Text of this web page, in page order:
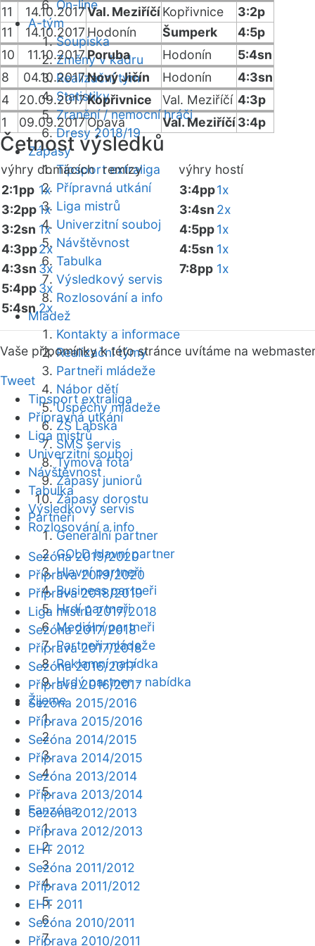
On-line
A-tým
Soupiska
Změny v kádru
Realizační tým
Statistiky
Zranění / nemocní hráči
Dresy 2018/19
Zápasy
Tipsport extraliga
Přípravná utkání
Liga mistrů
Univerzitní souboj
Návštěvnost
Tabulka
Výsledkový servis
Rozlosování a info
Mládež
Kontakty a informace
Realizační týmy
Partneři mládeže
Nábor dětí
Úspěchy mládeže
ZŠ Labská
SMS servis
Týmová fota
Zápasy juniorů
Zápasy dorostu
Partneři
Generální partner
GOLD hlavní partner
Hlavní partneři
Business partneři
Hrdí partneři
Mediální partneři
Partneři mládeže
Reklamní nabídka
Hrdý partner - nabídka
Žijeme
Fanzóna
11
14.10.2017Val. MeziříčíKopřivnice
3:2p
11
14.10.2017 Hodonín Šumperk
4:5p
10
11.10.2017Poruba Hodonín
5:4sn
8
04.10.2017Nový Jičín Hodonín
4:3sn
4
20.09.2017Kopřivnice Val. Meziříčí 4:3p
1
09.09.2017Opava Val. Meziříčí3:4p
Četnost výsledků
výhry domácíchremízy výhry hostí
2:1pp 1x
3:2pp1x
3:2sn 1x
4:3pp2x
4:3sn 3x
5:4pp3x
5:4sn 2x
3:4pp1x
3:4sn 2x
4:5pp1x
4:5sn 1x
7:8pp 1x
Vaše připomínky k této stránce uvítáme na webmaster
Tweet
Tipsport extraliga
Přípravná utkání
Liga mistrů
Univerzitní souboj
Návštěvnost
Tabulka
Výsledkový servis
Rozlosování a info
Sezóna 2019/2020
Příprava 2019/2020
Příprava 2018/2019
Liga mistrů 2017/2018
Sezóna 2017/2018
Příprava 2017/2018
Sezóna 2016/2017
Příprava 2016/2017
Sezóna 2015/2016
Příprava 2015/2016
Sezóna 2014/2015
Příprava 2014/2015
Sezóna 2013/2014
Příprava 2013/2014
Sezóna 2012/2013
Příprava 2012/2013
EHT 2012
Sezóna 2011/2012
Příprava 2011/2012
EHT 2011
Sezóna 2010/2011
Příprava 2010/2011